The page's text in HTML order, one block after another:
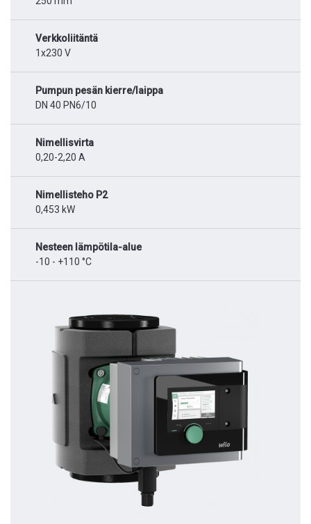
Verkkoliitäntä
1x230 V
Pumpun pesän kierre/laippa
DN 40 PN6/10
Nimellisvirta
0,20-2,20 A
Nimellisteho P2
0,453 kW
Nesteen lämpötila-alue
-10 - +110 °C